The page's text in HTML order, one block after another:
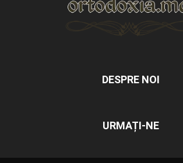
DESPRE NOI
URMAȚI-NE